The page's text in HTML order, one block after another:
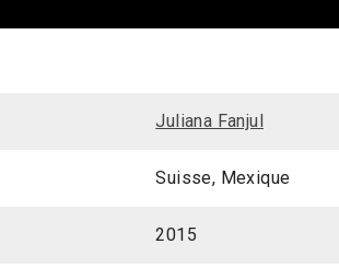
Juliana Fanjul
Suisse, Mexique
2015